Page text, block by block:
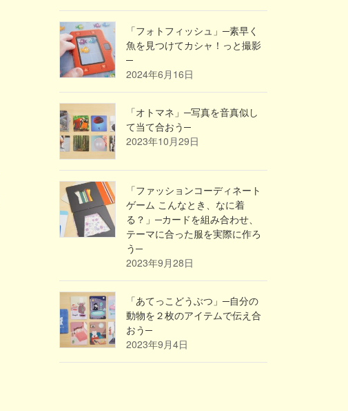
「フォトフィッシュ」─素早く
魚を見つけてカシャ！っと撮影
─
2024年6月16日
「オトマネ」─写真を音真似し
て当て合おう─
2023年10月29日
「ファッションコーディネート
ゲーム こんなとき、なに着
る？」─カードを組み合わせ、
テーマに合った服を実際に作ろ
う─
2023年9月28日
「あてっこどうぶつ」─自分の
動物を２枚のアイテムで伝え合
おう─
2023年9月4日